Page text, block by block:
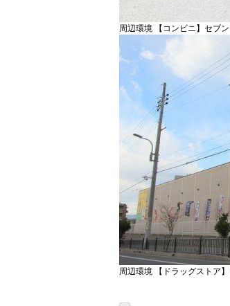
周辺環境 【コンビニ】セブ
周辺環境 【ドラッグストア